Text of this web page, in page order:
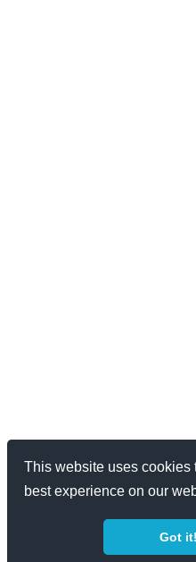
This website uses cookies
best experience on our
Got it!